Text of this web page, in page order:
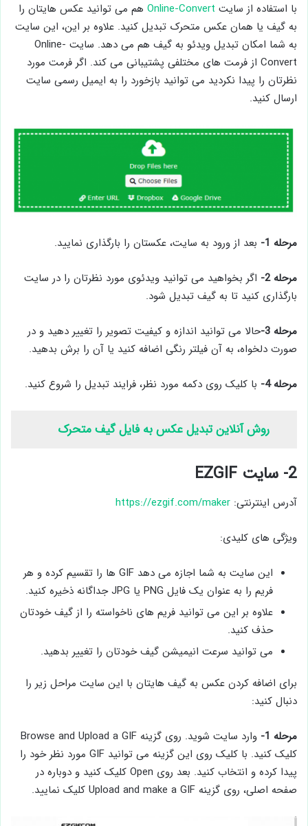
با استفاده از سایت Online-Convert هم می توانید عکس هایتان را
به گیف یا همان عکس متحرک تبدیل کنید. علاوه بر این، این سایت
به شما امکان تبدیل ویدئو به گیف هم می دهد. سایت Online-
Convert از فرمت های مختلفی پشتیبانی می کند. اگر فرمت مورد
نظرتان را پیدا نکردید می توانید بازخورد را به ایمیل رسمی سایت
ارسال کنید.
مرحله 1- بعد از ورود به سایت، عکستان را بارگذاری نمایید.
مرحله 2-
اگر بخواهید می توانید ویدئوی مورد نظرتان را در سایت
بارگذاری کنید تا به گیف تبدیل شود.
مرحله 3-
حالا می توانید اندازه و کیفیت تصویر را تغییر دهید و در
صورت دلخواه، به آن فیلتر رنگی اضافه کنید یا آن را برش بدهید.
مرحله 4- با کلیک روی دکمه مورد نظر، فرایند تبدیل را شروع کنید.
روش آنلاین تبدیل عکس به فایل گیف متحرک
2- سایت EZGIF
آدرس اینترنتی: https://ezgif.com/maker
ویژگی های کلیدی:
این سایت به شما اجازه می دهد GIF ها را تقسیم کرده و هر
فریم را به عنوان یک فایل PNG یا JPG جداگانه ذخیره کنید.
علاوه بر این می توانید فریم های ناخواسته را از گیف خودتان
حذف کنید.
می توانید سرعت انیمیشن گیف خودتان را تغییر بدهید.
برای اضافه کردن عکس به گیف هایتان با این سایت مراحل زیر را
دنبال کنید:
مرحله 1-
وارد سایت شوید. روی گزینه Browse and Upload a GIF
کلیک کنید. با کلیک روی این گزینه می توانید GIF مورد نظر خود را
پیدا کرده و انتخاب کنید. بعد روی Open کلیک کنید و دوباره در
صفحه اصلی، روی گزینه Upload and make a GIF کلیک نمایید.